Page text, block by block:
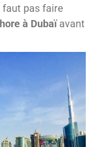
faut pas faire
à Dubaïavant